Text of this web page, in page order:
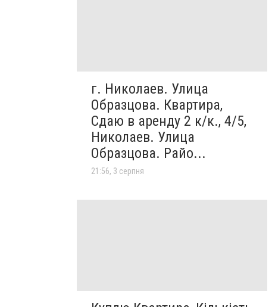
г. Николаев. Улица
Образцова. Квартира,
Сдаю в аренду 2 к/к., 4/5,
Николаев. Улица
Образцова. Райо...
21:56, 3 серпня